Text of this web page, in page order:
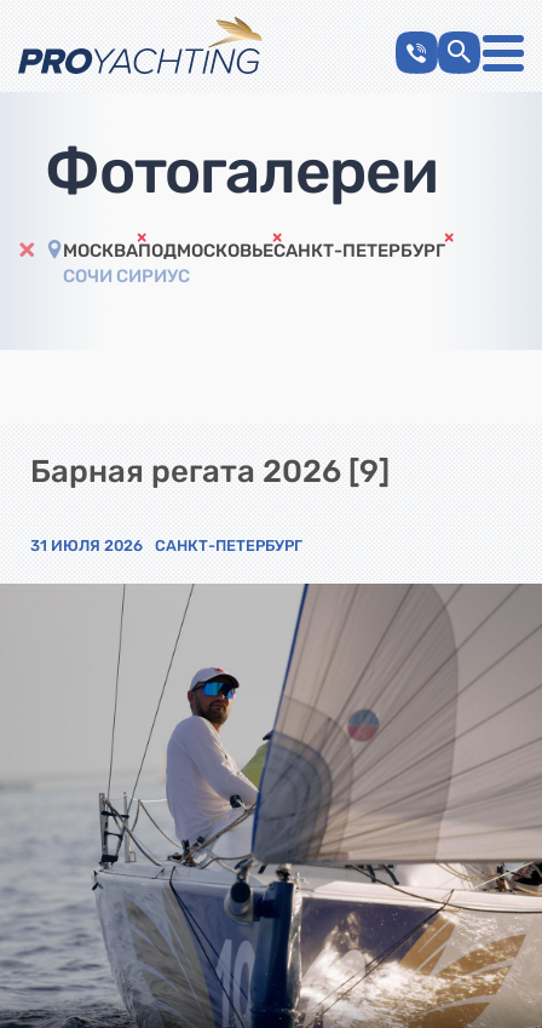
Фотогалереи
МОСКВАПОДМОСКОВЬЕСАНКТ-ПЕТЕРБУРГ
СОЧИ СИРИУС
Барная регата 2026 [9]
31 ИЮЛЯ 2026 САНКТ-ПЕТЕРБУРГ